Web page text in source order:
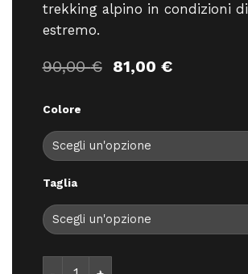
trekking alpino in condizioni
estremo.
90,00€ Il
90,00 €.
81,00 €Il
81,00 €.
Colore
Taglia
Salewa Ptx 3L Overmitten -